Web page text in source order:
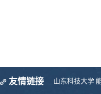
友情链接 山东科技大学